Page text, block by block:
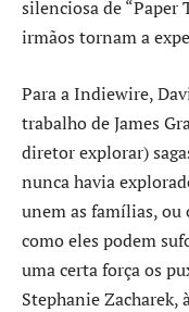
silenciosa de “Paper
irmãos tornam a
Para a Indiewire,
trabalho de James
diretor explorar)
nunca havia
unem as famílias,
como eles podem
uma certa força os
Stephanie Zacharek,